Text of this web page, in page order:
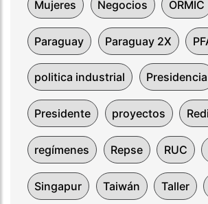
Mujeres Negocios ORMIC
Paraguay Paraguay 2X
politica industrial Presidencia
Presidente proyectos
regímenes Repse RUC
Singapur Taiwán Taller